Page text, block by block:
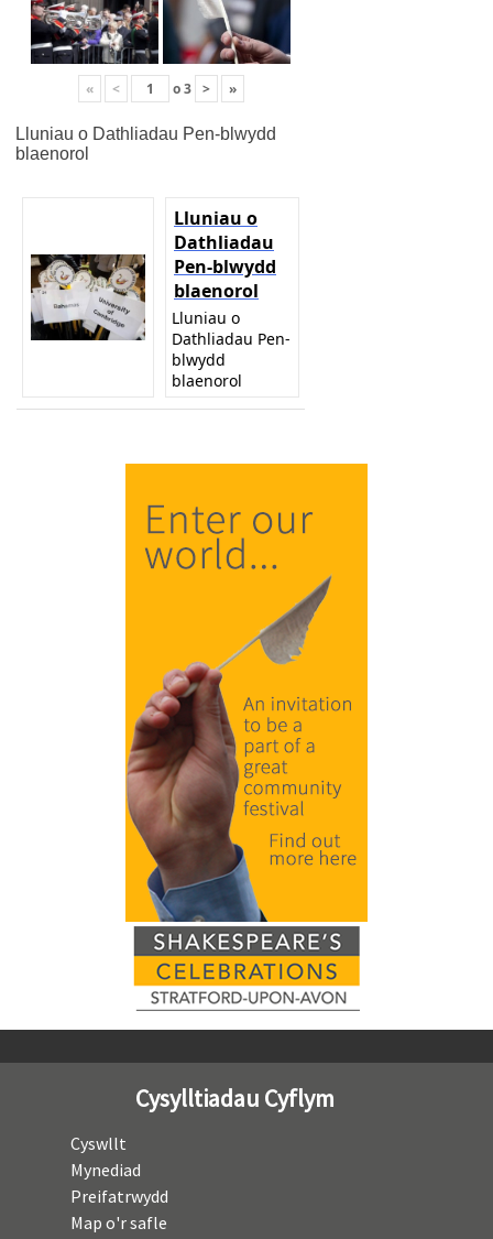
« < o3 > »
Lluniau o Dathliadau Pen-blwydd
blaenorol
Lluniau o
Dathliadau
Pen-blwydd
blaenorol
Lluniau o
Dathliadau Pen-
blwydd
blaenorol
Cysylltiadau Cyflym
Cyswllt
Mynediad
Preifatrwydd
Map o'r safle